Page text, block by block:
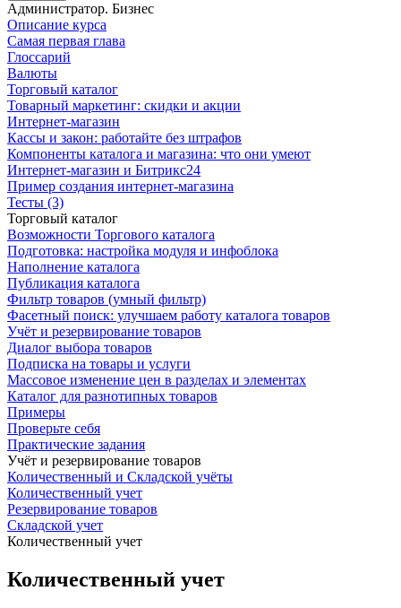
Администратор. Бизнес
Описание курса
Самая первая глава
Глоссарий
Валюты
Торговый каталог
Товарный маркетинг: скидки и акции
Интернет-магазин
Кассы и закон: работайте без штрафов
Компоненты каталога и магазина: что они умеют
Интернет-магазин и Битрикс24
Пример создания интернет-магазина
Тесты (3)
Торговый каталог
Возможности Торгового каталога
Подготовка: настройка модуля и инфоблока
Наполнение каталога
Публикация каталога
Фильтр товаров (умный фильтр)
Фасетный поиск: улучшаем работу каталога товаров
Учёт и резервирование товаров
Диалог выбора товаров
Подписка на товары и услуги
Массовое изменение цен в разделах и элементах
Каталог для разнотипных товаров
Примеры
Проверьте себя
Практические задания
Учёт и резервирование товаров
Количественный и Складской учёты
Количественный учет
Резервирование товаров
Складской учет
Количественный учет
Количественный учет